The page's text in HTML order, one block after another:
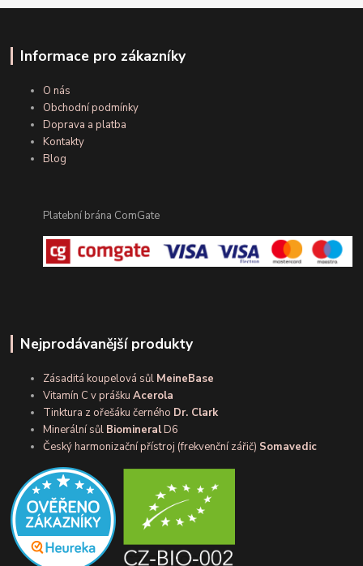
Informace pro zákazníky
O nás
Obchodní podmínky
Doprava a platba
Kontakty
Blog
Platební brána ComGate
Nejprodávanější produkty
Zásaditá koupelová sůl MeineBase
Vitamín C v práškuAcerola
Tinktura z ořešáku černého Dr. Clark
Minerální sůl BiomineralD6
Český harmonizační přístroj (frekvenční zářič) Somavedic